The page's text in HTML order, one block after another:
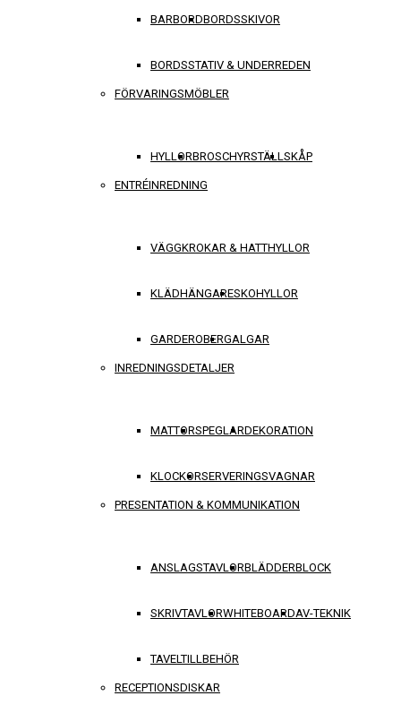
BARBORDBORDSSKIVOR
BORDSSTATIV & UNDERREDEN
FÖRVARINGSMÖBLER
HYLLORBROSCHYRSTÄLLSKÅP
ENTRÉINREDNING
VÄGGKROKAR & HATTHYLLOR
KLÄDHÄNGARESKOHYLLOR
GARDEROBERGALGAR
INREDNINGSDETALJER
MATTORSPEGLARDEKORATION
KLOCKORSERVERINGSVAGNAR
PRESENTATION & KOMMUNIKATION
ANSLAGSTAVLORBLÄDDERBLOCK
SKRIVTAVLORWHITEBOARDAV-TEKNIK
TAVELTILLBEHÖR
RECEPTIONSDISKAR